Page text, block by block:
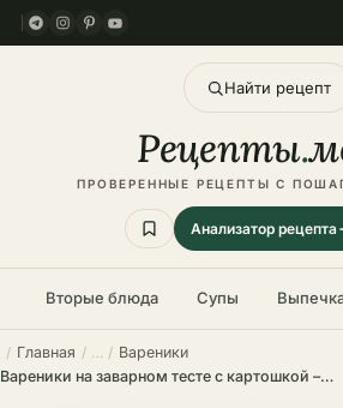
Найти рецепт
Рецепты.
ПРОВЕРЕННЫЕ РЕЦЕПТЫ С
Анализатор рецепта
Вторые блюда Супы
Главная
Вареники
Вареники на заварном тесте с картошкой – пошаговый рецепт